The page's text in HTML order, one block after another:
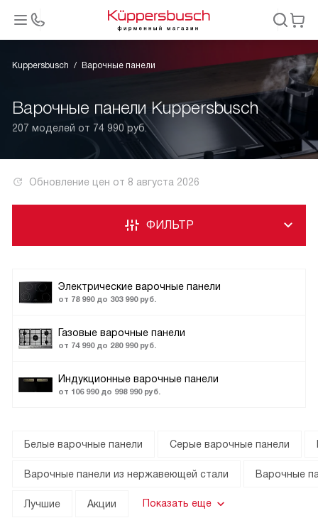
Kuppersbusch Варочные панели
Варочные панели Kuppersbusch
207 моделей от 74 990 руб.
Обновление цен от 8 августа 2026
Электрические варочные панели
от 78 990 до 303 990 руб.
Газовые варочные панели
от 74 990 до 280 990 руб.
Индукционные варочные панели
от 106 990 до 998 990 руб.
ФИЛЬТР
Белые варочные панели Серые варочные панели
Варочные панели из нержавеющей стали Варочные
Лучшие Акции Показать еще